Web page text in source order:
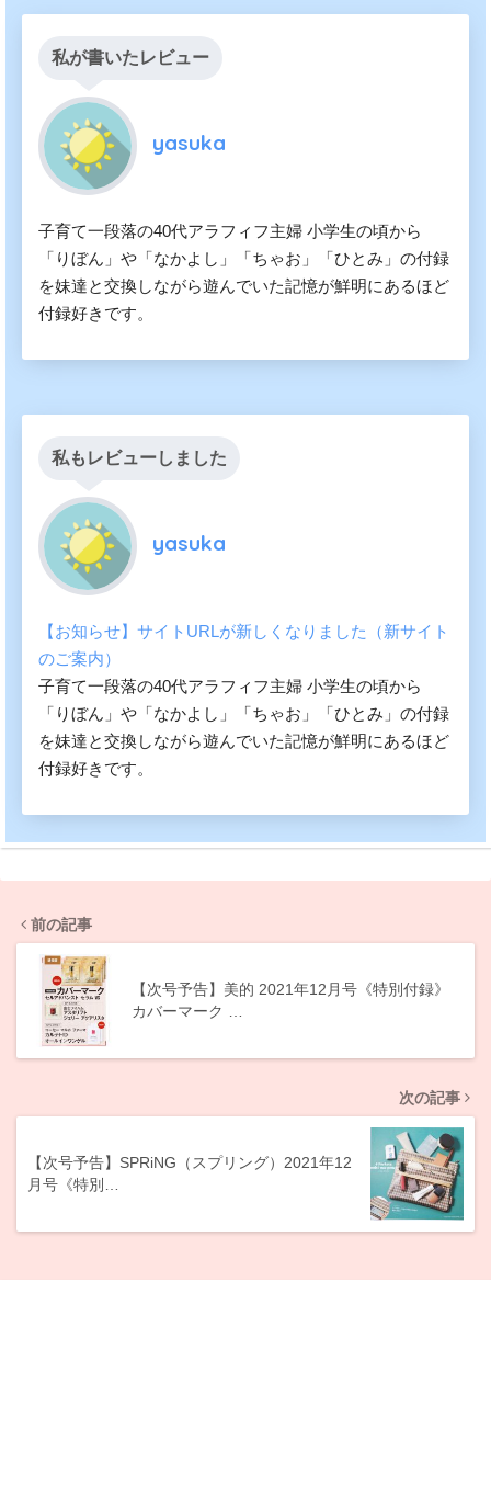
私が書いたレビュー
yasuka
子育て一段落の40代アラフィフ主婦 小学生の頃から
「りぼん」や「なかよし」「ちゃお」「ひとみ」の付録
を妹達と交換しながら遊んでいた記憶が鮮明にあるほど
付録好きです。
私もレビューしました
yasuka
【お知らせ】サイトURLが新しくなりました（新サイト
のご案内）
子育て一段落の40代アラフィフ主婦 小学生の頃から
「りぼん」や「なかよし」「ちゃお」「ひとみ」の付録
を妹達と交換しながら遊んでいた記憶が鮮明にあるほど
付録好きです。
前の記事
【次号予告】美的 2021年12月号《特別付録》
カバーマーク …
次の記事
【次号予告】SPRiNG（スプリング）2021年12
月号《特別…